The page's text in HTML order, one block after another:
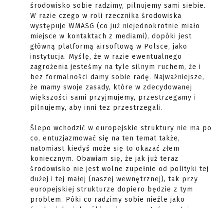
środowisko sobie radzimy, pilnujemy sami siebie.
W razie czego w roli rzecznika środowiska
występuje WMASG (co już niejednokrotnie miało
miejsce w kontaktach z mediami), dopóki jest
główną platformą airsoftową w Polsce, jako
instytucja. Myślę, że w razie ewentualnego
zagrożenia jesteśmy na tyle silnym ruchem, że i
bez formalności damy sobie radę. Najważniejsze,
że mamy swoje zasady, które w zdecydowanej
większości sami przyjmujemy, przestrzegamy i
pilnujemy, aby inni tez przestrzegali.
Ślepo wchodzić w europejskie struktury nie ma po
co, entuzjazmować się na ten temat także,
natomiast kiedyś może się to okazać złem
koniecznym. Obawiam się, że jak już teraz
środowisko nie jest wolne zupełnie od polityki tej
dużej i tej małej (naszej wewnętrznej), tak przy
europejskiej strukturze dopiero będzie z tym
problem. Póki co radzimy sobie nieźle jako